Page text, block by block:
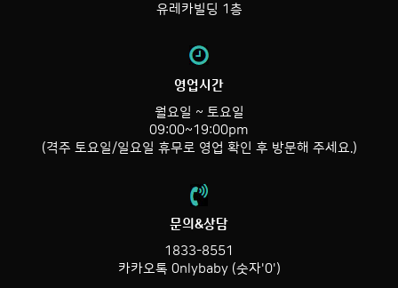
유레카빌딩 1층
영업시간
월요일 ~ 토요일
09:00~19:00pm
(격주 토요일/일요일 휴무로 영업 확인 후 방문해 주세요.)
문의&상담
1833-8551
카카오톡 0nlybaby (숫자'0')